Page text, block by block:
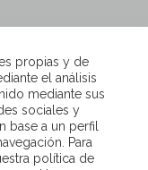
propias y de
el análisis
mediante sus
sociales y
base a un perfil
Para
política de